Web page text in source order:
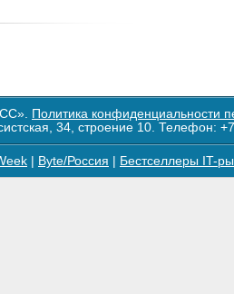
Политика конфиденциальности
34, строение 10. Телефон:
Byte/Россия Бестселлеры IT-